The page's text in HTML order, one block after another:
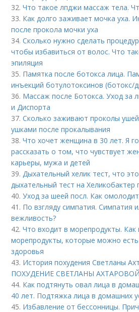
32.Что такое лпджи массаж тела.
33. Как долго заживает мочка уха.
после прокола мочки уха
34.Сколько нужно сделать
чтобы избавиться от волос. Что
эпиляция
35. Памятка после ботокса лица.
инъекций ботулотоксинов (ботокс/
36. Массаж после Ботокса. Уход за
и Диспорта
37.Сколько заживают проколы
ушками после прокалывания
38.Что хочет женщина в 30 лет. Я
рассказать о том, что чувствует
карьеры, мужа и детей
39.Дыхательный хелик тест, что
дыхательный тест на Хеликобактер
40.Уход за шеей посл. Как
41. По взгляду симпатия. Симпатия
вежливость?
42.Что входит в морепродукты. Как
морепродукты, которые можно есть
здоровья
43. История похудения Светланы
ПОХУДЕНИЕ СВЕТЛАНЫ АХТАРОВОЙ
44. Как подтянуть овал лица в
40 лет. Подтяжка лица в домашних
45. Избавление от бессонницы.